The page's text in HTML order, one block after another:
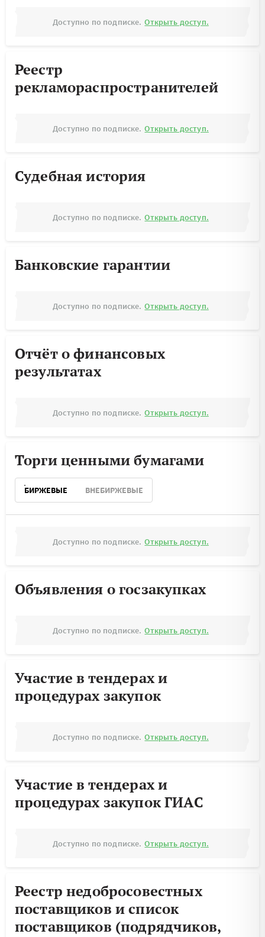
Доступно по подписке. Открыть доступ.
Реестр
рекламораспространителей
Доступно по подписке. Открыть доступ.
Судебная история
Доступно по подписке. Открыть доступ.
Банковские гарантии
Доступно по подписке. Открыть доступ.
Отчёт о финансовых
результатах
Доступно по подписке. Открыть доступ.
Торги ценными бумагами
БИРЖЕВЫЕ ВНЕБИРЖЕВЫЕ
Доступно по подписке. Открыть доступ.
Объявления о госзакупках
Доступно по подписке. Открыть доступ.
Участие в тендерах и
процедурах закупок
Доступно по подписке. Открыть доступ.
Участие в тендерах и
процедурах закупок ГИАС
Доступно по подписке. Открыть доступ.
Реестр недобросовестных
поставщиков и список
поставщиков (подрядчиков,